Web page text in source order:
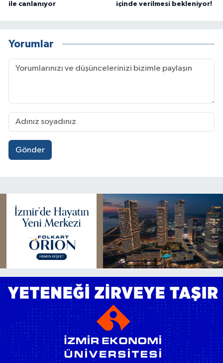
ile canlanıyor içinde verilmesi bekleniyor!
Yorumlar
Gönder